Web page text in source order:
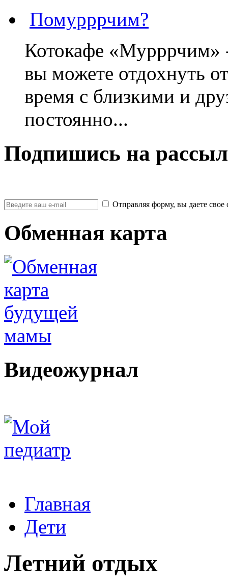
Помурррчим?
Котокафе «Мурррчим»
вы можете отдохнуть
время с близкими и
постоянно...
Подпишись на
Отправляя форму, вы даете
Обменная карта
Видеожурнал
Главная
Дети
Летний отдых